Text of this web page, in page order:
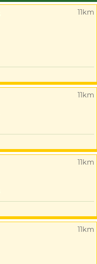
11km
11km
11km
11km